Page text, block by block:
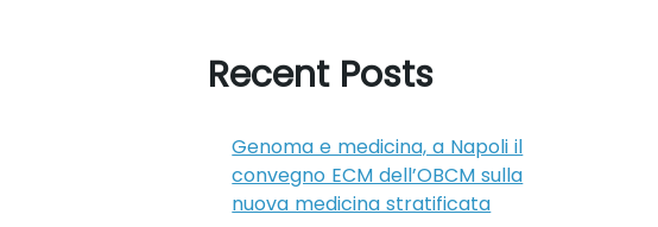
Recent Posts
Genoma e medicina, a Napoli il
convegno ECM dell’OBCM sulla
nuova medicina stratificata